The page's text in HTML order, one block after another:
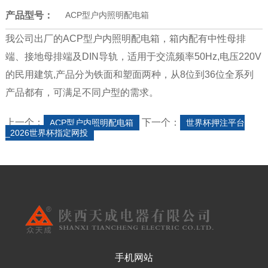
产品型号： ACP型户内照明配电箱
我公司出厂的ACP型户内照明配电箱，箱内配有中性母排
端、接地母排端及DIN导轨，适用于交流频率50Hz,电压220V
的民用建筑,产品分为铁面和塑面两种，从8位到36位全系列
产品都有，可满足不同户型的需求。
上一个： ACP型户内照明配电箱 下一个：
世界杯押注平台
_2026世界杯指定网投
手机网站